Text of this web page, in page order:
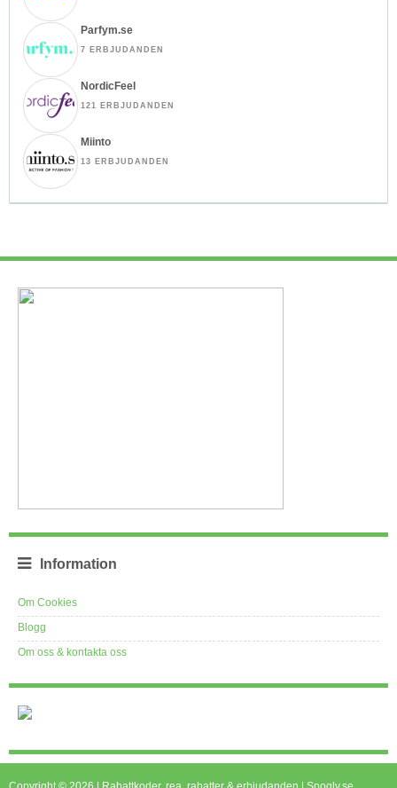
Parfym.se
7 ERBJUDANDEN
NordicFeel
121 ERBJUDANDEN
Miinto
13 ERBJUDANDEN
Information
Om Cookies
Blogg
Om oss & kontakta oss